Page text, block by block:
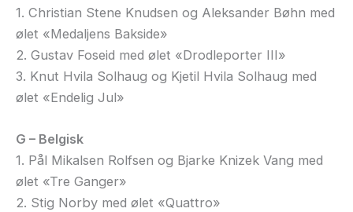
1. Christian Stene Knudsen og Aleksander Bøhn med
ølet «Medaljens Bakside»
2. Gustav Foseid med ølet «Drodleporter III»
3. Knut Hvila Solhaug og Kjetil Hvila Solhaug med
ølet «Endelig Jul»
G – Belgisk
1. Pål Mikalsen Rolfsen og Bjarke Knizek Vang med
ølet «Tre Ganger»
2. Stig Norby med ølet «Quattro»